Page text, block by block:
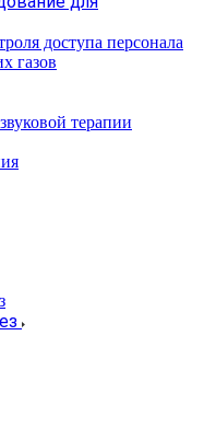
доступа персонала
газов
терапии